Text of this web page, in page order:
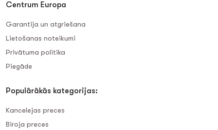
Centrum Europa
Garantija un atgriešana
Lietošanas noteikumi
Privātuma politika
Piegāde
Populārākās kategorijas:
Kancelejas preces
Biroja preces